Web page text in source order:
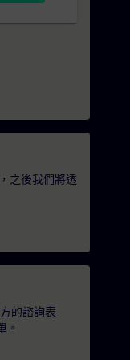
之後我們將透
的諮詢表
。